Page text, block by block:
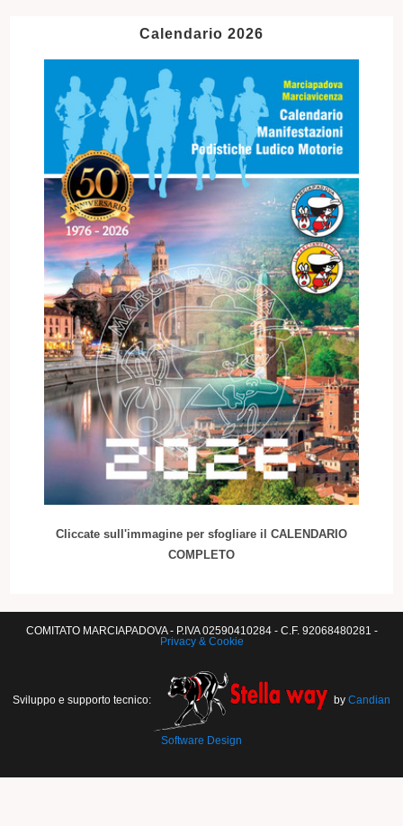
Calendario 2026
Cliccate sull'immagine per sfogliare il CALENDARIO
COMPLETO
COMITATO MARCIAPADOVA - P.IVA 02590410284 - C.F. 92068480281 -
Privacy & Cookie
Sviluppo e supporto tecnico: by Candian
Software Design